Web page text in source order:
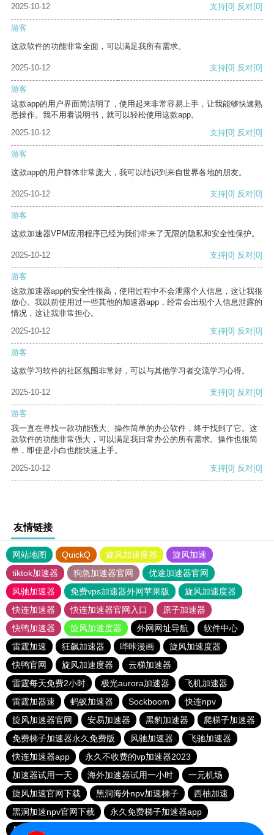
2025-10-12 支持[0] 反对[0]
游客
这款软件的功能非常全面，可以满足我所有需求。
2025-10-12 支持[0] 反对[0]
游客
这款app的用户界面简洁明了，使用起来非常容易上手，让我能够快速熟
悉操作。我不用看说明书，就可以轻松使用这款app。
2025-10-12
支持[0] 反对[0]
游客
这款app的用户群体非常庞大，我可以结识到来自世界各地的朋友。
2025-10-12 支持[0] 反对[0]
游客
这款加速器VPM应用程序已经为我们带来了无限的隐私和安全性保护。
2025-10-12 支持[0] 反对[0]
游客
这款加速器app的安全性很高，使用过程中不会泄露个人信息，这让我很
放心。我以前使用过一些其他的加速器app，经常会出现个人信息泄露的
情况，这让我非常担心。
2025-10-12
支持[0] 反对[0]
游客
这款学习软件的社区氛围非常好，可以与其他学习者交流学习心得。
2025-10-12 支持[0] 反对[0]
游客
我一直在寻找一款功能强大、操作简单的办公软件，终于找到了它。这
款软件的功能非常强大，可以满足我日常办公的所有需求。操作也很简
单，即使是小白也能快速上手。
2025-10-12
支持[0] 反对[0]
友情链接
网站地图 QuickQ 旋风加速度器
旋风加速
tiktok加速器
狗急加速器官网
优途加速器官网
风驰加速器
免费vps加速器外网苹果版
旋风加速度器
快连加速器
快连加速器官网入口
原子加速器
快鸭加速器
旋风加速度器 外网网址导航
软件中心
雷霆加速
狂飙加速器 哔咔漫画
旋风加速度器
快鸭官网
旋风加速度器
云梯加速器
雷霆每天免费2小时
极光aurora加速器
飞机加速器
雷霆加器速
蚂蚁加速器 Sockboom
快连npv
旋风加速器官网
安易加速器 黑豹加速器
爬梯子加速器
免费梯子加速器永久免费版
风驰加速器
飞驰加速器
快连加速器app
永久不收费的vp加速器2023
加速器试用一天
海外加速器试用一小时
一元机场
旋风加速官网下载
黑洞海外npv加速梯子
西柚加速
黑洞加速npv官网下载
永久免费梯子加速器app
暴雪加速器